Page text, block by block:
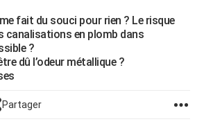
fait du souci pour rien ? Le risque
canalisations en plomb dans
?
dû l’odeur métallique ?
Partager